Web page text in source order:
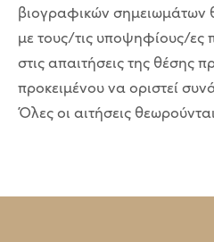
βιογραφικών σημειωμάτων
με τους/τις υποψηφίους/ες
στις απαιτήσεις της θέσης
προκειμένου να οριστεί
Όλες οι αιτήσεις